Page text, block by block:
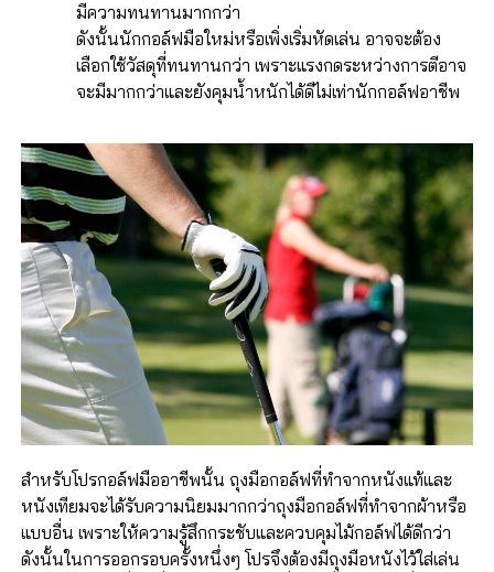
มีความทนทานมากกว่า
ดังนั้นนักกอล์ฟมือใหม่หรือเพิ่งเริ่มหัดเล่น อาจจะต้อง
เลือกใช้วัสดุที่ทนทานกว่า เพราะแรงกดระหว่างการตีอาจ
จะมีมากกว่าและยังคุมน้ำหนักได้ดีไม่เท่านักกอล์ฟอาชีพ
สำหรับโปรกอล์ฟมืออาชีพนั้น ถุงมือกอล์ฟที่ทำจากหนังแท้และ
หนังเทียมจะได้รับความนิยมมากกว่าถุงมือกอล์ฟที่ทำจากผ้าหรือ
แบบอื่น เพราะให้ความรู้สึกกระชับและควบคุมไม้กอล์ฟได้ดีกว่า
ดังนั้นในการออกรอบครั้งหนึ่งๆ โปรจึงต้องมีถุงมือหนังไว้ใส่เล่น